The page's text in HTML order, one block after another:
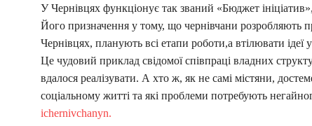
У Чернівцях функціонує так званий «Бюджет
Його призначення у тому, що чернівчани розробляють
Чернівцях, планують всі етапи роботи,а втілювати
Це чудовий приклад свідомої співпраці владних
вдалося реалізувати. А хто ж, як не самі містяни,
соціальному житті та які проблеми потребують
ichernivchanyn.